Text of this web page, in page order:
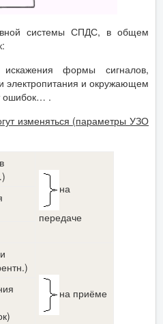
системы СПДС, в общем
формы сигналов,
электропитания и окружающем
ошибок… .
изменяться (параметры УЗО
на
передаче
на приёме